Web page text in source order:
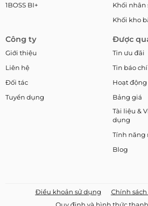
1BOSS BI+
Khối nhân
Khối kho
Công ty
Giới thiệu
Liên hệ
Đối tác
Tuyển dụng
Được
Tin ưu đãi
Tin báo chí
Hoạt động
Bảng giá
Tài liệu &
dụng
Tính năng
Blog
Điều khoản sử dụng
Chính
Quy định và hình thức